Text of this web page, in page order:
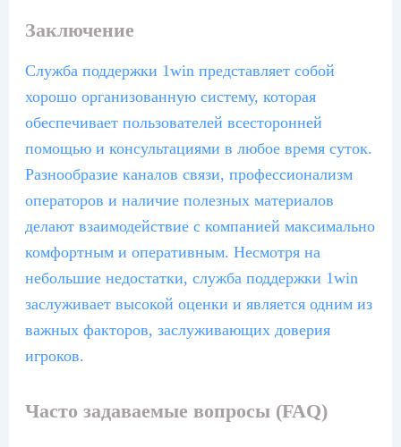
Заключение
Служба поддержки 1win представляет собой
хорошо организованную систему, которая
обеспечивает пользователей всесторонней
помощью и консультациями в любое время суток.
Разнообразие каналов связи, профессионализм
операторов и наличие полезных материалов
делают взаимодействие с компанией максимально
комфортным и оперативным. Несмотря на
небольшие недостатки, служба поддержки 1win
заслуживает высокой оценки и является одним из
важных факторов, заслуживающих доверия
игроков.
Часто задаваемые вопросы (FAQ)